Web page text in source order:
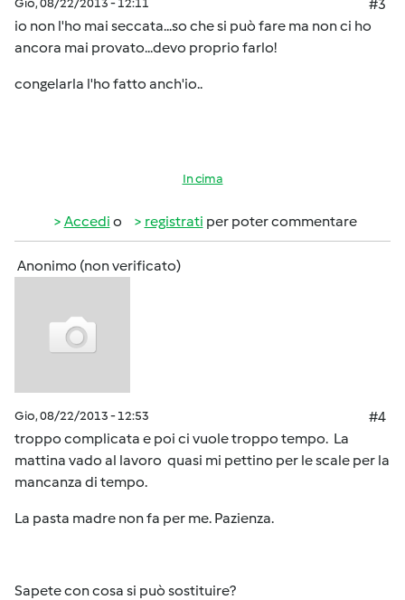
Gio, 08/22/2013 - 12:11
#3
io non l'ho mai seccata...so che si può fare ma non ci ho
ancora mai provato...devo proprio farlo!
congelarla l'ho fatto anch'io..
In cima
Accedi o registrati per poter commentare
Anonimo (non verificato)
Gio, 08/22/2013 - 12:53
#4
troppo complicata e poi ci vuole troppo tempo. La
mattina vado al lavoro quasi mi pettino per le scale per la
mancanza di tempo.
La pasta madre non fa per me. Pazienza.
Sapete con cosa si può sostituire?